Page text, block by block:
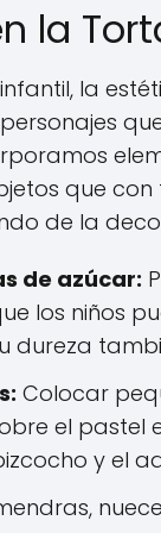
la
la
que
de la
de azúcar:
los niños
dureza
Colocar
el pastel
y el